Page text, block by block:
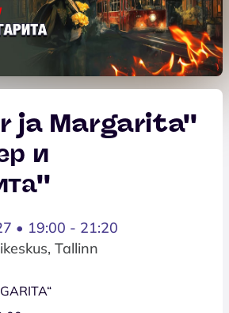
ja Margarita''
и
• 19:00 - 21:20
Tallinn